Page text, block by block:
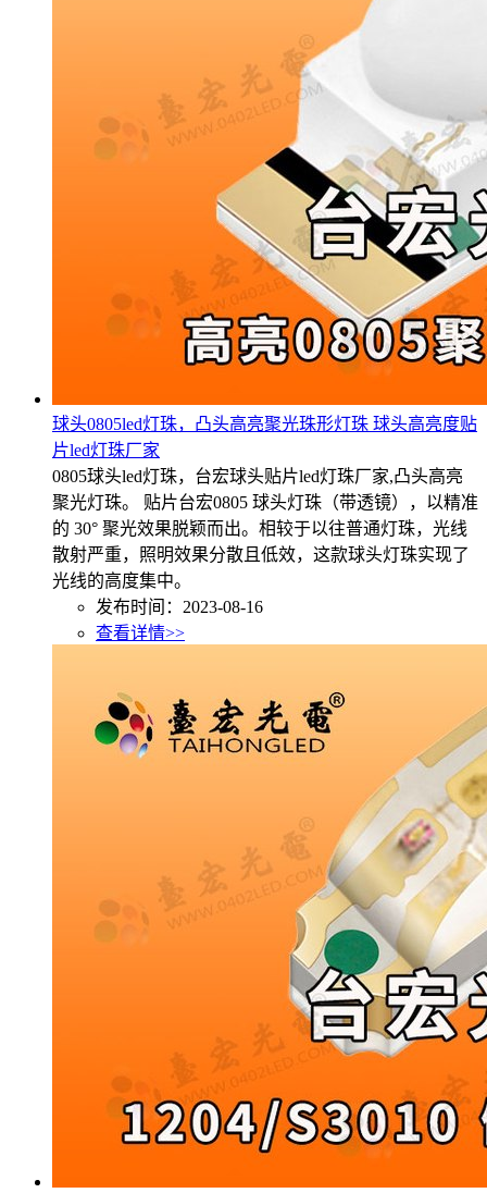
球头0805led灯珠，凸头高亮聚光珠形灯珠 球头高亮度贴
片led灯珠厂家
0805球头led灯珠，台宏球头贴片led灯珠厂家,凸头高亮
聚光灯珠。 贴片台宏0805 球头灯珠（带透镜），以精准
的 30° 聚光效果脱颖而出。相较于以往普通灯珠，光线
散射严重，照明效果分散且低效，这款球头灯珠实现了
光线的高度集中。
发布时间：2023-08-16
查看详情>>